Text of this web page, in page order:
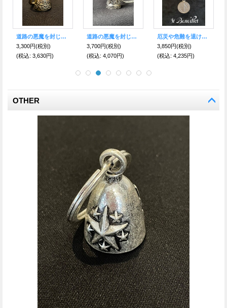
道路の悪魔を封じ込め、様々な災難から身を守る★バイカーベル キーリング グアダルーペの聖母マリアG
3,300円(税別)
(税込: 3,630円)
厄災や危難を退ける 魔除けの聖ベネディクト★ペンダント Navy
3,980円(税別)
(税込: 4,378円)
道路の悪魔を封じ込め、様々な災難から身を守る★バイカーベル キーリング フェザーS
3,300円(税別)
(税込: 3,630円)
OTHER